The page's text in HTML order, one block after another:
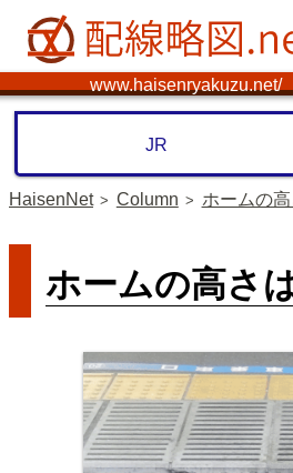
www.haisenryakuzu.net/
JR
HaisenNet Column ホームの
ホームの高さ